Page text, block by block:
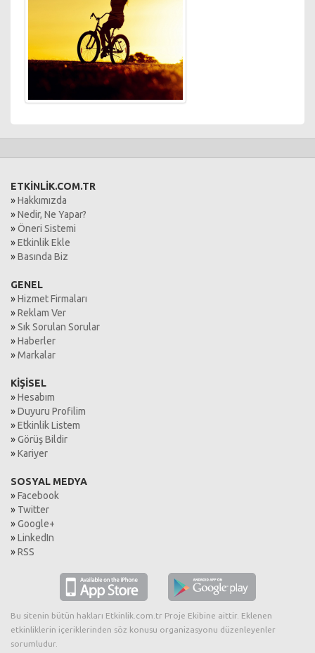
ETKİNLİK.COM.TR
»Hakkımızda
»Nedir, Ne Yapar?
»Öneri Sistemi
»Etkinlik Ekle
»Basında Biz
GENEL
»Hizmet Firmaları
»Reklam Ver
»Sık Sorulan Sorular
»Haberler
»Markalar
KİŞİSEL
»Hesabım
»Duyuru Profilim
»Etkinlik Listem
»Görüş Bildir
»Kariyer
SOSYAL MEDYA
»Facebook
» Twitter
»Google+
»LinkedIn
»RSS
Bu sitenin bütün hakları Etkinlik.com.tr Proje Ekibine aittir. Eklenen
etkinliklerin içeriklerinden söz konusu organizasyonu düzenleyenler
sorumludur.